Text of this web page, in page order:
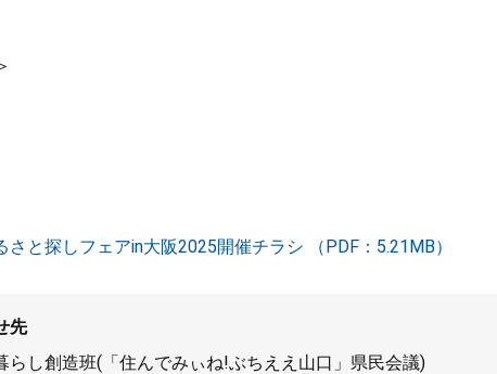
と探しフェアin大阪2025開催チラシ （PDF：5.21MB）
先
らし創造班(「住んでみぃね!ぶちええ山口」県民会議)